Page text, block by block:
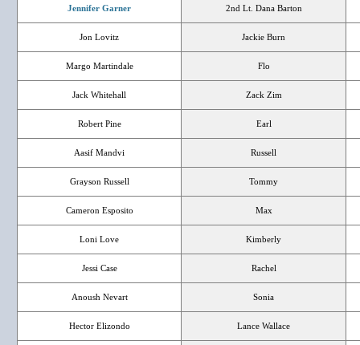
Jennifer Garner 2nd Lt. Dana Barton
Jon Lovitz Jackie Burn
Margo Martindale Flo
Jack Whitehall Zack Zim
Robert Pine Earl
Aasif Mandvi Russell
Grayson Russell Tommy
Cameron Esposito Max
Loni Love Kimberly
Jessi Case Rachel
Anoush Nevart Sonia
Hector Elizondo Lance Wallace